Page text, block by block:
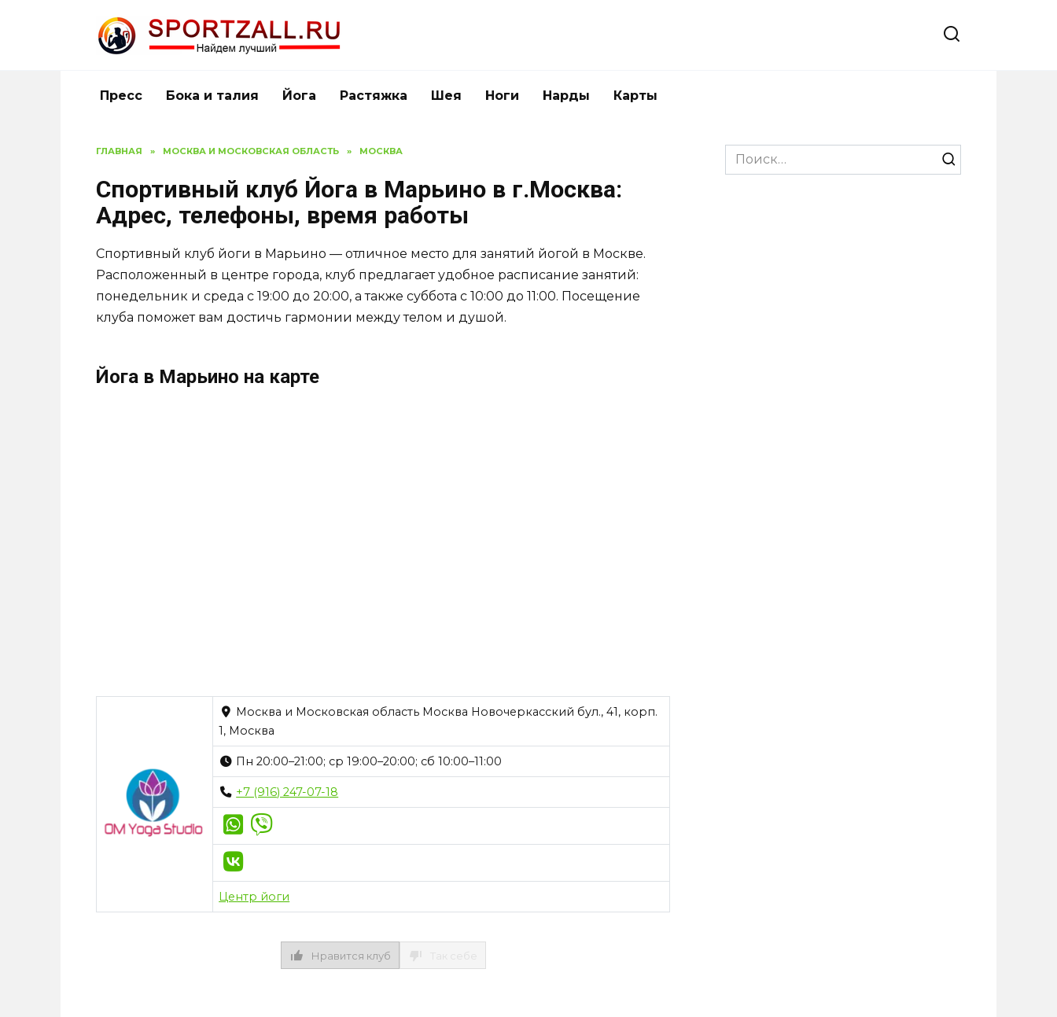
Пресс Бока и талия Йога Растяжка Шея Ноги Нарды Карты
ГЛАВНАЯ » МОСКВА И МОСКОВСКАЯ ОБЛАСТЬ » МОСКВА
Спортивный клуб Йога в Марьино в г.Москва:
Адрес, телефоны, время работы
Спортивный клуб йоги в Марьино — отличное место для занятий йогой в Москве.
Расположенный в центре города, клуб предлагает удобное расписание занятий:
понедельник и среда с 19:00 до 20:00, а также суббота с 10:00 до 11:00. Посещение
клуба поможет вам достичь гармонии между телом и душой.
Йога в Марьино на карте
Москва и Московская область Москва Новочеркасский бул., 41, корп.
1, Москва
Пн 20:00–21:00; ср 19:00–20:00; сб 10:00–11:00
+7 (916) 247-07-18
Центр йоги
Нравится клуб
Search
for: